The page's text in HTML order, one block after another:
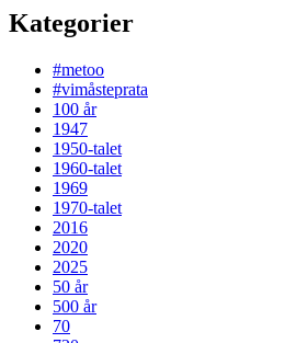
Kategorier
#metoo
#vimåsteprata
100 år
1947
1950-talet
1960-talet
1969
1970-talet
2016
2020
2025
50 år
500 år
70